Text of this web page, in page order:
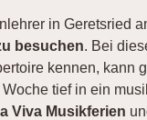
in Geretsried
besuchen. Bei
kennen, kann
tief in ein
Viva Musikferien